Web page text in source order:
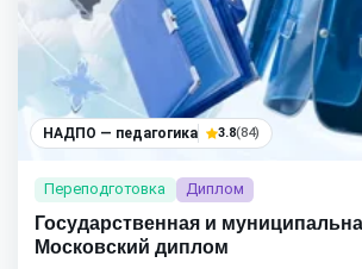
НАДПО — педагогика 3.8(84)
Переподготовка Диплом
Государственная и
Московский диплом